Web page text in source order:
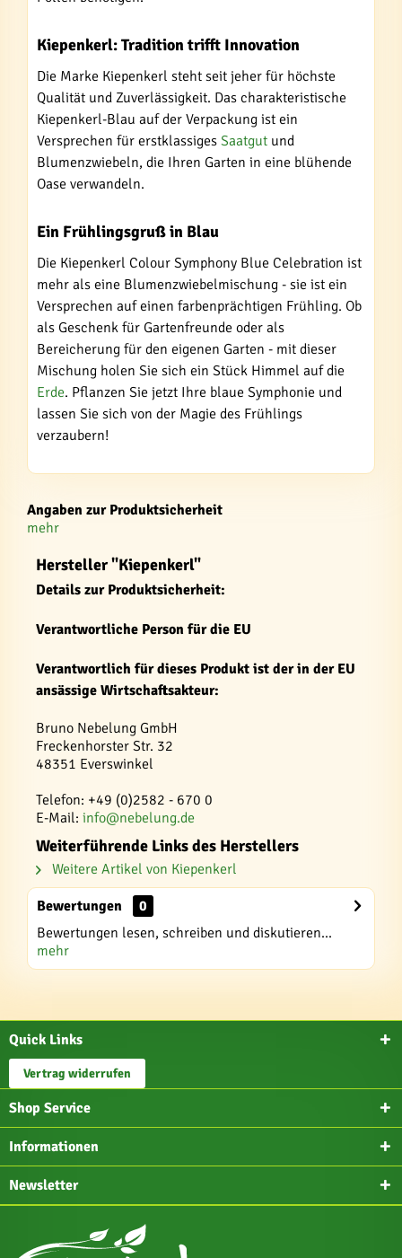
Kiepenkerl: Tradition trifft Innovation
Die Marke Kiepenkerl steht seit jeher für höchste
Qualität und Zuverlässigkeit. Das charakteristische
Kiepenkerl-Blau auf der Verpackung ist ein
Versprechen für erstklassiges Saatgut und
Blumenzwiebeln, die Ihren Garten in eine blühende
Oase verwandeln.
Ein Frühlingsgruß in Blau
Die Kiepenkerl Colour Symphony Blue Celebration ist
mehr als eine Blumenzwiebelmischung - sie ist ein
Versprechen auf einen farbenprächtigen Frühling. Ob
als Geschenk für Gartenfreunde oder als
Bereicherung für den eigenen Garten - mit dieser
Mischung holen Sie sich ein Stück Himmel auf die
Erde. Pflanzen Sie jetzt Ihre blaue Symphonie und
lassen Sie sich von der Magie des Frühlings
verzaubern!
Angaben zur Produktsicherheit
mehr
Hersteller "Kiepenkerl"
Details zur Produktsicherheit:
Verantwortliche Person für die EU
Verantwortlich für dieses Produkt ist der in der EU
ansässige Wirtschaftsakteur:
Bruno Nebelung GmbH
Freckenhorster Str. 32
48351 Everswinkel
Telefon: +49 (0)2582 - 670 0
E-Mail: info@nebelung.de
Weiterführende Links des Herstellers
Weitere Artikel von Kiepenkerl
Bewertungen
0
Bewertungen lesen, schreiben und diskutieren...
mehr
Quick Links
Vertrag widerrufen
Shop Service
Informationen
Newsletter